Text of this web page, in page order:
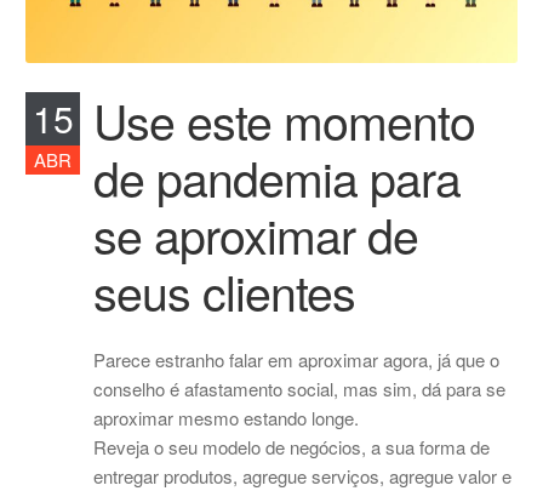
15
ABR
Use este momento
de pandemia para
se aproximar de
seus clientes
Parece estranho falar em aproximar agora, já que o
conselho é afastamento social, mas sim, dá para se
aproximar mesmo estando longe.
Reveja o seu modelo de negócios, a sua forma de
entregar produtos, agregue serviços, agregue valor e